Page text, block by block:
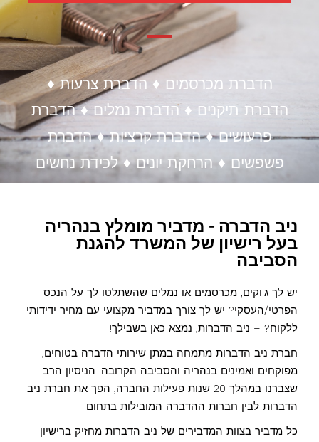
הדברת מכרסמים ♦ הדברת צרעות ♦
הדברת תיקנים ♦ הדברת נמלים ♦ הדברת
פרעושים ♦ הדברת קרציות ♦ הדברת
פשפשים ♦ הרחקת יונים ♦ לכידת נחשים
ניב הדברה - מדביר מומלץ בנהריה
בעל רישיון של המשרד להגנת
הסביבה
יש לך ג'וקים, מכרסמים או נמלים שהשתלטו לך על הנכס
הפרטי/העסקי? יש לך צורך במדביר מקצועי עם מחיר ידידותי
ללקוח? – ניב הדברות, נמצא כאן בשבילך!
חברת ניב הדברות מתמחה במתן שירותי הדברה בטוחים,
מפוקחים ואמינים בנהריה והסביבה הקרובה. הניסיון הרב
שצברנו במהלך 20 שנות פעילות החברה, הפך את חברת ניב
הדברות לבין חברות ההדברה המובילות בתחום.
כל מדביר בצוות המדבירים של ניב הדברות מחזיק ברישיון